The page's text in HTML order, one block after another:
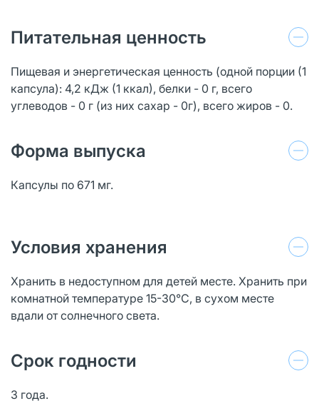
Питательная ценность
Пищевая и энергетическая ценность (одной порции (1
капсула): 4,2 кДж (1 ккал), белки - 0 г, всего
углеводов - 0 г (из них сахар - 0г), всего жиров - 0.
Форма выпуска
Капсулы по 671 мг.
Условия хранения
Хранить в недоступном для детей месте. Хранить при
комнатной температуре 15-30°С, в сухом месте
вдали от солнечного света.
Срок годности
3 года.